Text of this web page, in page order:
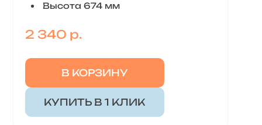
Высота 674 мм
2 340 р.
В КОРЗИНУ
КУПИТЬ В 1 КЛИК